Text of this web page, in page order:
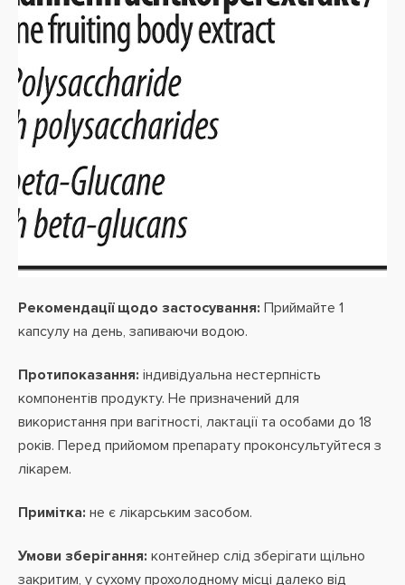
Рекомендації щодо застосування: Приймайте 1
капсулу на день, запиваючи водою.
Протипоказання: індивідуальна нестерпність
компонентів продукту. Не призначений для
використання при вагітності, лактації та особами до 18
років. Перед прийомом препарату проконсультуйтеся з
лікарем.
Примітка: не є лікарським засобом.
Умови зберігання: контейнер слід зберігати щільно
закритим, у сухому прохолодному місці далеко від